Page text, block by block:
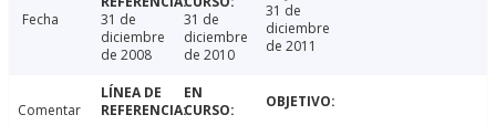
Fecha
31 de
diciembre
de 2008
31 de
diciembre
de 2010
31 de
diciembre
de 2011
Comentar